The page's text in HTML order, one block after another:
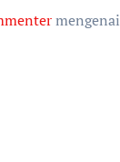
mengenai